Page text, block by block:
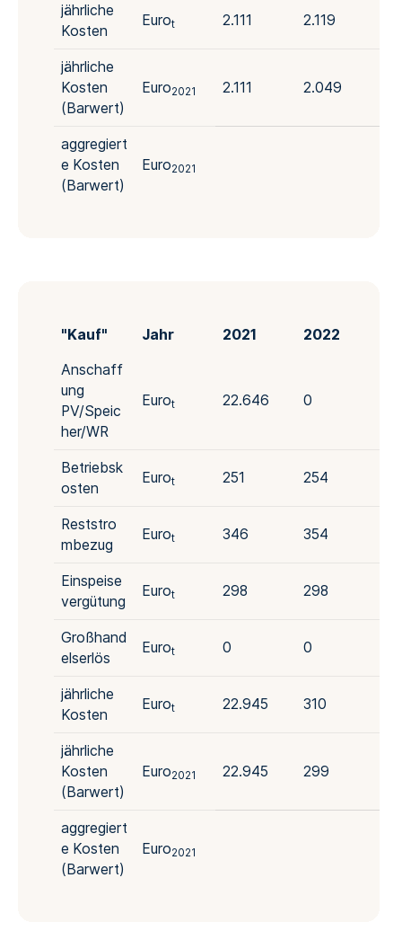
jährliche
Kosten
Eurot 2.111 2.119
jährliche
Kosten
(Barwert)
Euro2021 2.111 2.049
aggregiert
e Kosten
(Barwert)
Euro2021
"Kauf" Jahr 2021 2022
Anschaff
ung
PV/Speic
her/WR
Eurot 22.646 0
Betriebsk
osten
Eurot 251 254
Reststro
mbezug
Eurot 346 354
Einspeise
vergütung
Eurot 298 298
Großhand
elserlös
Eurot 0 0
jährliche
Kosten
Eurot 22.945 310
jährliche
Kosten
(Barwert)
Euro2021 22.945 299
aggregiert
e Kosten
(Barwert)
Euro2021